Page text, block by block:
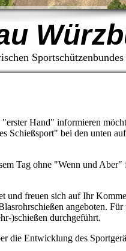
Hand" informieren
Schießsport" bei den unten
Tag ohne "Wenn und Aber"
und freuen sich auf Ihr
angeboten. Für
)schießen durchgeführt.
die Entwicklung des